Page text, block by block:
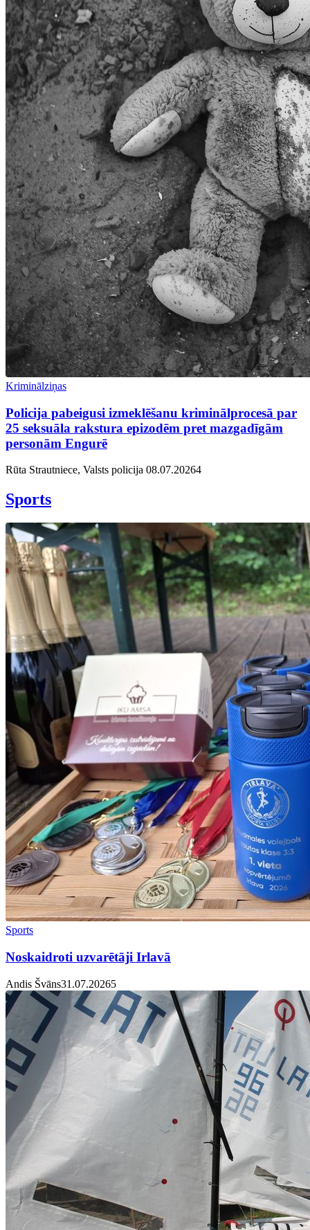
Kriminālziņas
Policija pabeigusi izmeklēšanu kriminālprocesā par
25 seksuāla rakstura epizodēm pret mazgadīgām
personām Engurē
Rūta Strautniece, Valsts policija 08.07.20264
Sports
Sports
Noskaidroti uzvarētāji Irlavā
Andis Švāns31.07.20265